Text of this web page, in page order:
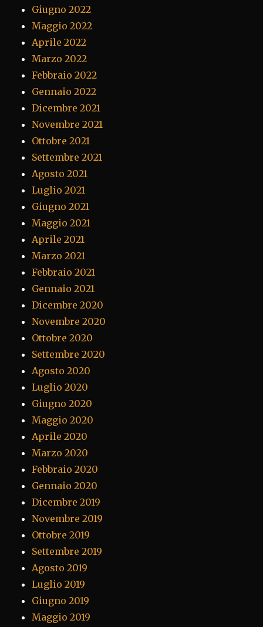
Giugno 2022
Maggio 2022
Aprile 2022
Marzo 2022
Febbraio 2022
Gennaio 2022
Dicembre 2021
Novembre 2021
Ottobre 2021
Settembre 2021
Agosto 2021
Luglio 2021
Giugno 2021
Maggio 2021
Aprile 2021
Marzo 2021
Febbraio 2021
Gennaio 2021
Dicembre 2020
Novembre 2020
Ottobre 2020
Settembre 2020
Agosto 2020
Luglio 2020
Giugno 2020
Maggio 2020
Aprile 2020
Marzo 2020
Febbraio 2020
Gennaio 2020
Dicembre 2019
Novembre 2019
Ottobre 2019
Settembre 2019
Agosto 2019
Luglio 2019
Giugno 2019
Maggio 2019